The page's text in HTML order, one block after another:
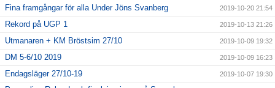
Fina framgångar för alla Under Jöns Svanberg 2019-10-20 21:54
Rekord på UGP 1 2019-10-13 21:26
Utmanaren + KM Bröstsim 27/10 2019-10-09 19:32
DM 5-6/10 2019 2019-10-09 16:23
Endagsläger 27/10-19 2019-10-07 19:30